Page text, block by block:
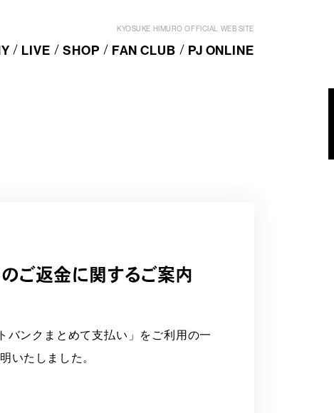
KYOSUKE HIMURO OFFICIAL WEB SITE
LIVE SHOP FAN CLUB PJ ONLINE
のご返金に関するご案内
バンクまとめて支払い」をご利用の一
いたしました。